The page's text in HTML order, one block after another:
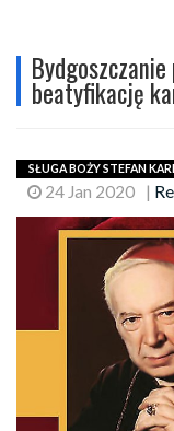
beatyfikację
SŁUGA BOŻY STEFAN
24 Jan 2020 |